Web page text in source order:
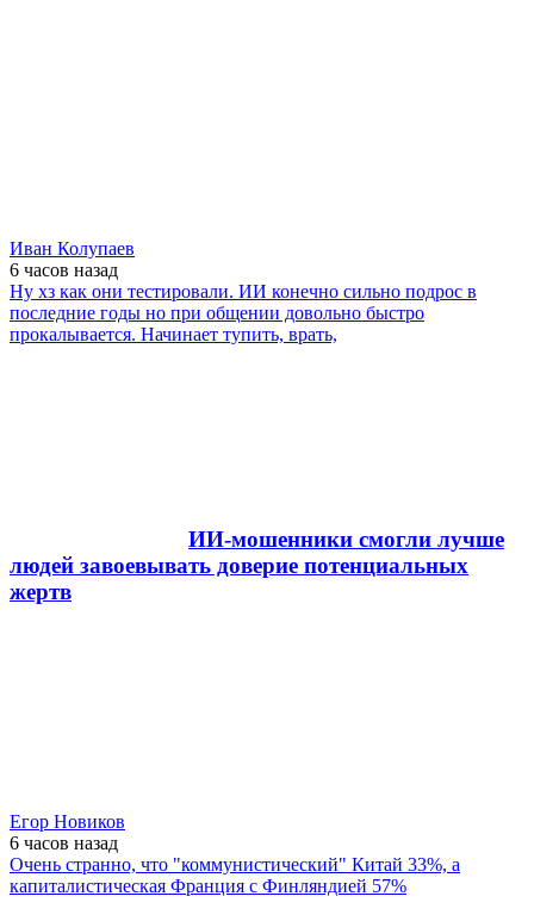
Иван Колупаев
6 часов назад
Ну хз как они тестировали. ИИ конечно сильно подрос в
последние годы но при общении довольно быстро
прокалывается. Начинает тупить, врать,
ИИ-мошенники смогли лучше
людей завоевывать доверие потенциальных
жертв
Егор Новиков
6 часов назад
Очень странно, что "коммунистический" Китай 33%, а
капиталистическая Франция с Финляндией 57%